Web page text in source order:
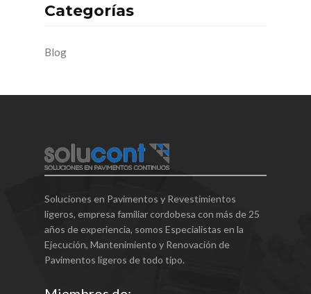
Categorías
Blog
Soluciones en Pavimentos y Revestimientos
ligeros, empresa familiar cordobesa con más de 25
años de experiencia, somos Especialistas en la
Ejecución, Mantenimiento y Renovación de
Pavimentos ligeros de todo tipo.